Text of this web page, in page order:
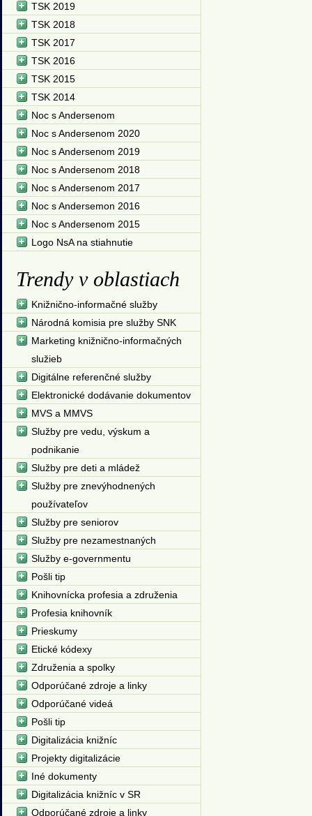
TSK 2019
TSK 2018
TSK 2017
TSK 2016
TSK 2015
TSK 2014
Noc s Andersenom
Noc s Andersenom 2020
Noc s Andersenom 2019
Noc s Andersenom 2018
Noc s Andersenom 2017
Noc s Andersemon 2016
Noc s Andersenom 2015
Logo NsA na stiahnutie
Trendy v oblastiach
Knižnično-informačné služby
Národná komisia pre služby SNK
Marketing knižnično-informačných
služieb
Digitálne referenčné služby
Elektronické dodávanie dokumentov
MVS a MMVS
Služby pre vedu, výskum a
podnikanie
Služby pre deti a mládež
Služby pre znevýhodnených
používateľov
Služby pre seniorov
Služby pre nezamestnaných
Služby e-governmentu
Pošli tip
Knihovnícka profesia a združenia
Profesia knihovník
Prieskumy
Etické kódexy
Združenia a spolky
Odporúčané zdroje a linky
Odporúčané videá
Pošli tip
Digitalizácia knižníc
Projekty digitalizácie
Iné dokumenty
Digitalizácia knižníc v SR
Odporúčané zdroje a linky